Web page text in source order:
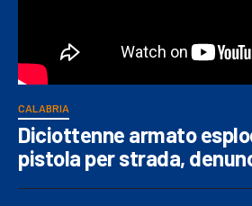
CALABRIA
Diciottenne armato
pistola per strada,